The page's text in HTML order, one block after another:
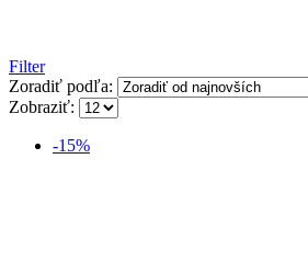
Filter
Zoradiť podľa:
Zobraziť:
-15%